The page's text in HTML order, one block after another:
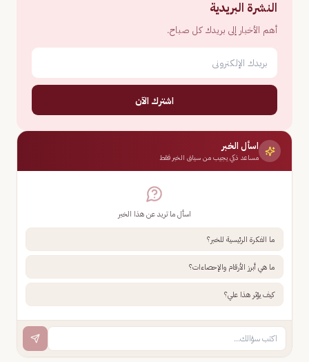
النشرة البريدية
أهم الأخبار إلى بريدك كل صباح.
اشترك الآن
اسأل الخبر
مساعد ذكي يجيب من سياق الخبر فقط
اسأل ما تريد عن هذا الخبر
ما الفكرة الرئيسية للخبر؟
ما هي أبرز الأرقام والإحصاءات؟
كيف يؤثر هذا علي؟